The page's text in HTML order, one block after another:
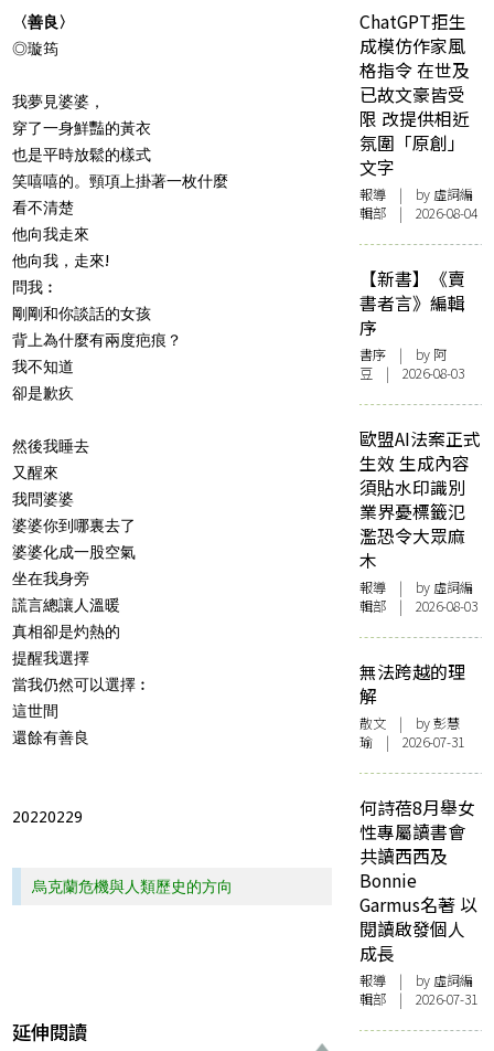
〈善良〉
◎璇筠
我夢見婆婆，
穿了一身鮮豔的黃衣
也是平時放鬆的樣式
笑嘻嘻的。頸項上掛著一枚什麼
看不清楚
他向我走來
他向我，走來!
問我︰
剛剛和你談話的女孩
背上為什麼有兩度疤痕？
我不知道
卻是歉疚
然後我睡去
又醒來
我問婆婆
婆婆你到哪裏去了
婆婆化成一股空氣
坐在我身旁
謊言總讓人溫暖
真相卻是灼熱的
提醒我選擇
當我仍然可以選擇︰
這世間
還餘有善良
20220229
烏克蘭危機與人類歷史的方向
延伸閱讀
ChatGPT拒生
成模仿作家風
格指令 在世及
已故文豪皆受
限 改提供相近
氛圍「原創」
文字
報導 | by 虛詞編
輯部 | 2026-08-04
【新書】《賣
書者言》編輯
序
書序 | by 阿
豆 | 2026-08-03
歐盟AI法案正式
生效 生成內容
須貼水印識別
業界憂標籤氾
濫恐令大眾麻
木
報導 | by 虛詞編
輯部 | 2026-08-03
無法跨越的理
解
散文 | by 彭慧
瑜 | 2026-07-31
何詩蓓8月舉女
性專屬讀書會
共讀西西及
Bonnie
Garmus名著 以
閱讀啟發個人
成長
報導 | by 虛詞編
輯部 | 2026-07-31